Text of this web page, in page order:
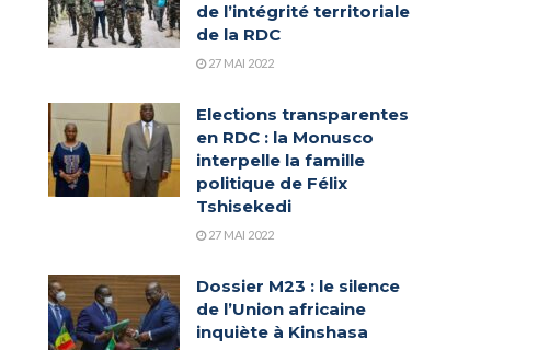
de l’intégrité territoriale
de la RDC
27 MAI 2022
Elections transparentes
en RDC : la Monusco
interpelle la famille
politique de Félix
Tshisekedi
27 MAI 2022
Dossier M23 : le silence
de l’Union africaine
inquiète à Kinshasa